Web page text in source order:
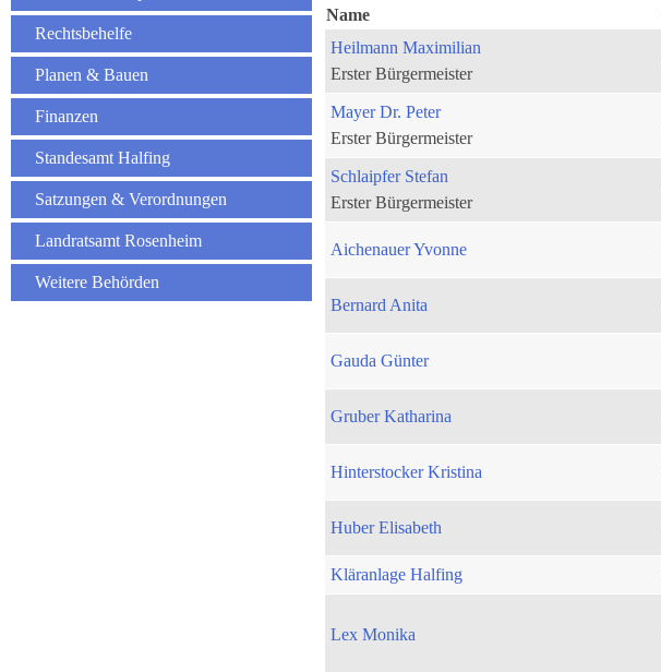
Rechtsbehelfe
Planen & Bauen
Finanzen
Standesamt Halfing
Satzungen & Verordnungen
Landratsamt Rosenheim
Weitere Behörden
Name
Heilmann Maximilian
Erster Bürgermeister
Mayer Dr. Peter
Erster Bürgermeister
Schlaipfer Stefan
Erster Bürgermeister
Aichenauer Yvonne
Bernard Anita
Gauda Günter
Gruber Katharina
Hinterstocker Kristina
Huber Elisabeth
Kläranlage Halfing
Lex Monika